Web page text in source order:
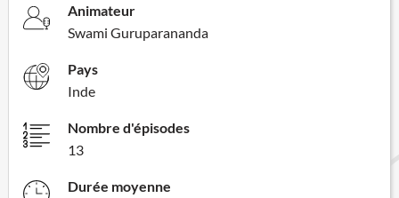
Animateur
Swami Guruparananda
Pays
Inde
Nombre d'épisodes
13
Durée moyenne